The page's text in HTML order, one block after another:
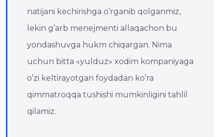
natijani kechirishga o’rganib qolganmiz,
lekin g’arb menejmenti allaqachon bu
yondashuvga hukm chiqargan. Nima
uchun bitta «yulduz» xodim kompaniyaga
o’zi keltirayotgan foydadan ko’ra
qimmatroqqa tushishi mumkinligini tahlil
qilamiz.